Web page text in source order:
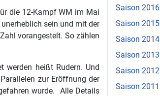
die 12-Kampf WM im Mai
sein und mit der
vorangestelt. So zählen
werden heißt Rudern. Und
zur Eröffnung der
wurde. Alle Details
Saison 2016
Saison 2015
Saison 2014
Saison 2013
Saison 2012
Saison 2011